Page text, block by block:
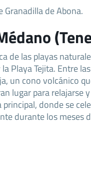
Granadilla de Abona.
de las playas
Playa Tejita. Entre
un cono volcánico
lugar para relajarse
donde se
durante los meses